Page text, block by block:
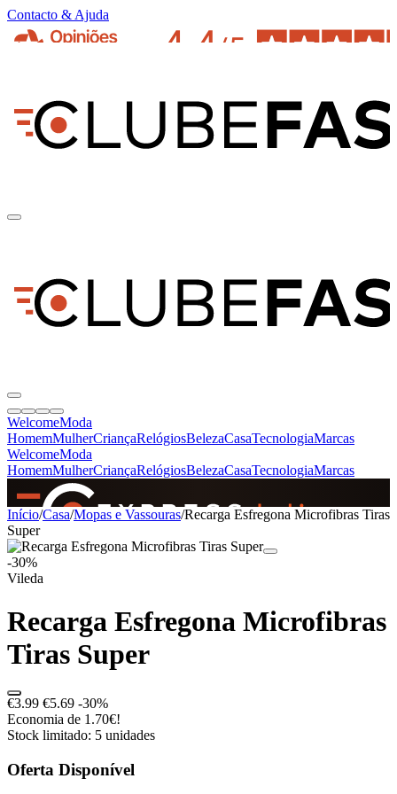
Contacto & Ajuda
WelcomeModa
HomemMulherCriançaRelógiosBelezaCasaTecnologiaMarcas
WelcomeModa
HomemMulherCriançaRelógiosBelezaCasaTecnologiaMarcas
SINCE 2005
+de 36.000 reviews
Início/Casa/Mopas e Vassouras/Recarga Esfregona Microfibras Tiras
Super
-30%
Vileda
Recarga Esfregona Microfibras
Tiras Super
€3.99 €5.69 -30%
Economia de 1.70€!
Stock limitado: 5 unidades
Oferta Disponível